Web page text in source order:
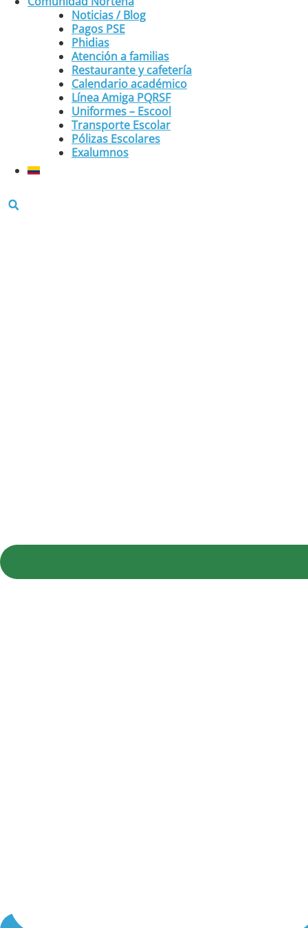
Noticias / Blog
Pagos PSE
Phidias
Atención a familias
Restaurante y cafetería
Calendario académico
Línea Amiga PQRSF
Uniformes – Escool
Transporte Escolar
Pólizas Escolares
Exalumnos